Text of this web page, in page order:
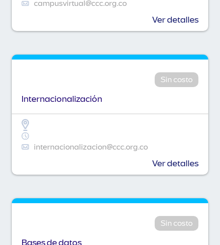
campusvirtual@ccc.org.co
Ver detalles
Sin costo
Internacionalización
internacionalizacion@ccc.org.co
Ver detalles
Sin costo
Bases de datos